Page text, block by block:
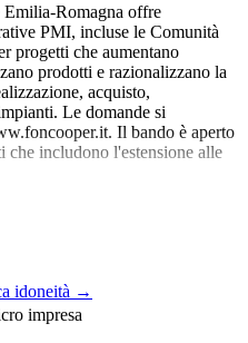
Romagna offre
PMI, incluse le Comunità
progetti che aumentano
prodotti e razionalizzano la
acquisto,
Le domande si
Il bando è aperto
che includono l'estensione alle
idoneità →
impresa